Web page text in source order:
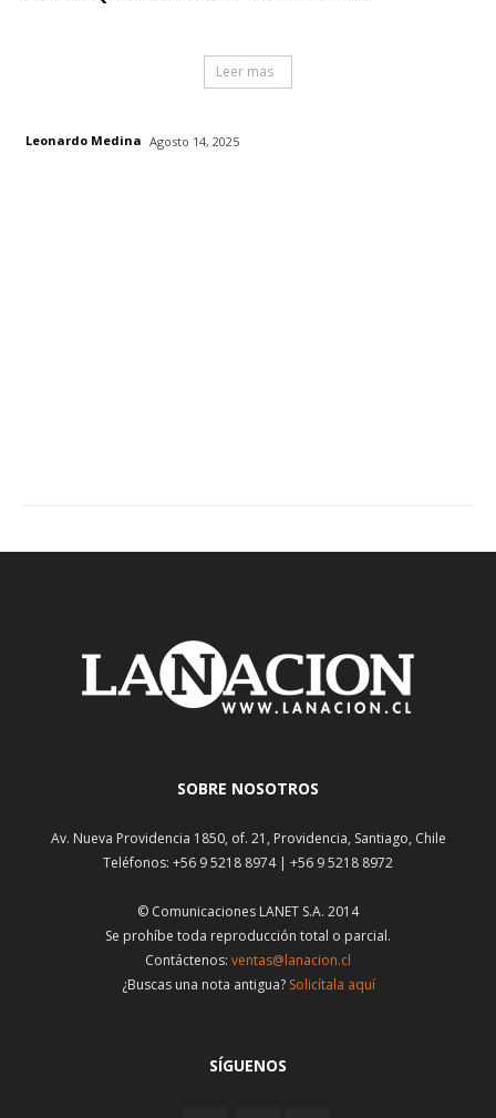
Leer mas
Leonardo Medina Agosto 14, 2025
SOBRE NOSOTROS
Av. Nueva Providencia 1850, of. 21, Providencia, Santiago, Chile
Teléfonos: +56 9 5218 8974 | +56 9 5218 8972
© Comunicaciones LANET S.A. 2014
Se prohíbe toda reproducción total o parcial.
Contáctenos: ventas@lanacion.cl
¿Buscas una nota antigua? Solicítala aquí
SÍGUENOS